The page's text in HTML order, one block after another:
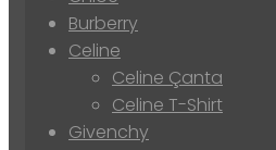
Burberry
Celine
Celine Çanta
Celine T-Shirt
Givenchy